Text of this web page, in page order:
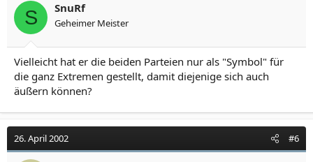
S SnuRf
Geheimer Meister
Vielleicht hat er die beiden Parteien nur als "Symbol" für
die ganz Extremen gestellt, damit diejenige sich auch
äußern können?
26. April 2002 #6